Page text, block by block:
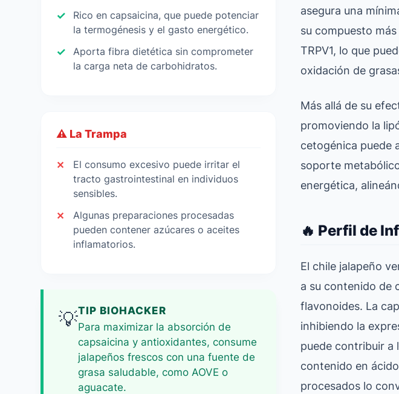
Rico en capsaicina, que puede potenciar
la termogénesis y el gasto energético.
Aporta fibra dietética sin comprometer
la carga neta de carbohidratos.
⚠️ La Trampa
El consumo excesivo puede irritar el
tracto gastrointestinal en individuos
sensibles.
Algunas preparaciones procesadas
pueden contener azúcares o aceites
inflamatorios.
💡TIP BIOHACKER
Para maximizar la absorción de
capsaicina y antioxidantes, consume
jalapeños frescos con una fuente de
grasa saludable, como AOVE o
aguacate.
asegura una
su compuesto
TRPV1, lo que
oxidación de
Más allá de su
promoviendo la
cetogénica puede
soporte
energética,
🔥 Perfil de
El chile jalapeño
a su contenido de
flavonoides. La
inhibiendo la
puede contribuir a
contenido en
procesados lo